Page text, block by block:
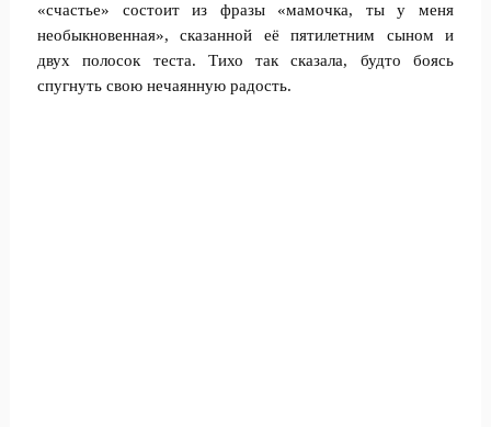
«счастье» состоит из фразы «мамочка, ты у меня
необыкновенная», сказанной её пятилетним сыном и
двух полосок теста. Тихо так сказала, будто боясь
спугнуть свою нечаянную радость.